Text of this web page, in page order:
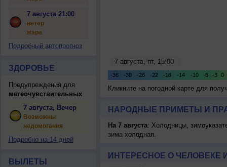
7 августа 21:00
ветер
жара
Подробный автопрогноз
ЗДОРОВЬЕ
Предупреждения для
метеочувствительных
7 августа, Вечер
Возможны
недомогания
Подробно на 14 дней
ВЫЛЕТЫ
Кликните на погодной карте для
НАРОДНЫЕ ПРИМЕТЫ И
На 7 августа: Холодницы,
зима холодная.
ИНТЕРЕСНОЕ О ЧЕЛОВЕКЕ